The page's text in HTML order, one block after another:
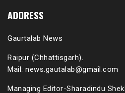
ADDRESS
Gaurtalab News
Raipur (Chhattisgarh).
Mail: news.gautalab@gmail.com
Managing Editor-Sharadindu